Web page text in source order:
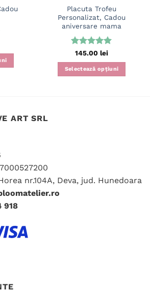
Placuta Trofeu
Personalizat, Cadou
aniversare mama
Evaluat la
5din 5
145.00 lei
Selectează opțiuni
alese
ART SRL
nr.104A, Deva, jud. Hunedoara
918